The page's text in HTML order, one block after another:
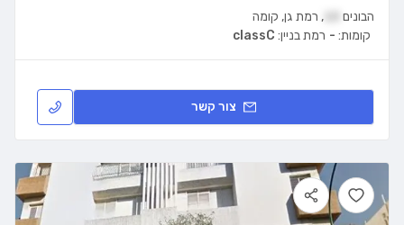
הבונים , רמת גן, קומה
רמת בניין: classC קומות: -
צור קשר